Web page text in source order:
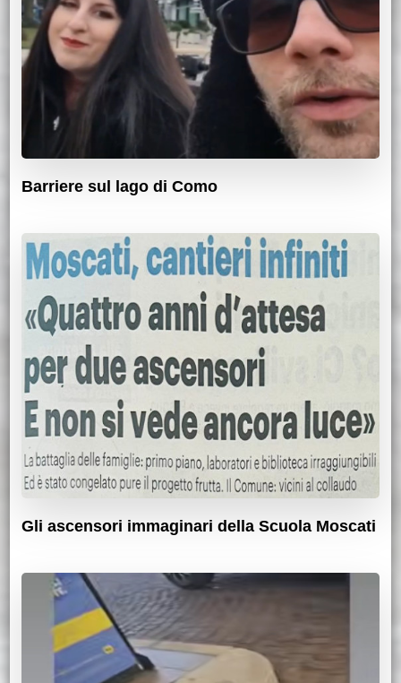
Barriere sul lago di Como
Gli ascensori immaginari della Scuola Moscati